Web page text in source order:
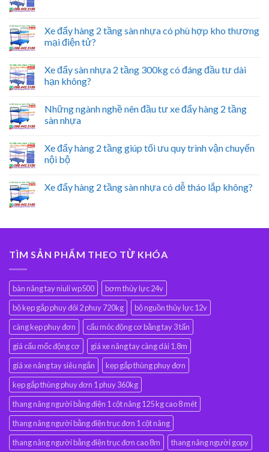
Xe đẩy hàng 2 tầng sàn nhựa có phù hợp kho thương
mại điện tử?
Xe đẩy sàn nhựa 2 tầng 300kg có đáng đầu tư dài
hạn không?
Những ngành nghề nên đầu tư xe đẩy hàng 2 tầng
sàn nhựa
Xe đẩy hàng 2 tầng giúp tối ưu quy trình vận chuyển
nội bộ
Xe đẩy hàng 2 tầng sàn nhựa có dễ tháo lắp không?
TÌM SẢN PHẨM THEO TỪ KHÓA
bàn nâng tay niuli wp500
bơm thủy lực 24v
bộ kẹp gắp phuy đôi 2 phuy 720kg
bộ nguồn thủy lực 12v
càng kẹp phuy đơn
cẩu móc động cơ bằng tay 3 tấn
giá cẩu mốc động cơ
giá xe nâng tay càng dài 1.8m
giá xe nâng tay siêu ngắn
kẹp gắp thùng phuy đơn
kẹp gắp thùng phuy đơn 1 phuy 360kg
thang nâng người bằng điện 1 cột nâng 125 kg cao 8 mét
thang nâng người bằng điện trục đơn 1 cột nâng
thang nâng người bằng điện trục đơn cao 8m
thang nâng người gopy